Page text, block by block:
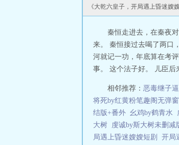
《大乾六皇子，开局遇上昏迷嫂
秦恒走进去，在秦夜
来。 秦恒接过去喝了两口
河就记一功，年底算在考
事。 这个法子好。 儿臣后
相邻推荐： 恶毒继子
将死by红黄粉笔趣阁无弹窗
结版+番外 幺鸡by鹤青水
大树 虔诚by斯大树未删减
局遇上昏迷嫂嫂短剧 开局